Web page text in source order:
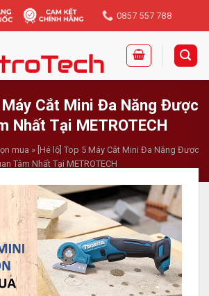
0857 557 788
Cắt Mini Đa Năng Được
Nhất Tại METROTECH
mua » [Hé lộ] Top 5 Máy Cắt Mini Đa Năng Được
Tâm Nhất Tại METROTECH